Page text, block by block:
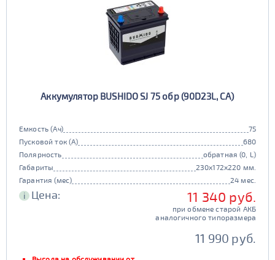
Аккумулятор BUSHIDO SJ 75 обр (90D23L, CA)
Емкость (Ач)
75
Пусковой ток (А)
680
Полярность
обратная (0, L)
Габариты
230x172x220 мм.
Гарантия (мес)
24 мес.
i Цена: 11 340 руб.
при обмене старой АКБ
аналогичного типоразмера
11 990 руб.